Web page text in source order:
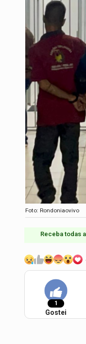
Foto: Rondoniaovivo
Receba todas
1
Gostei